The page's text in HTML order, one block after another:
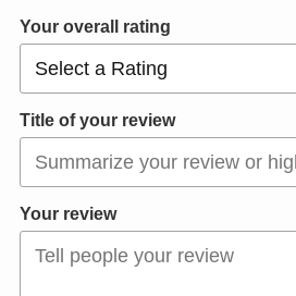
Your overall rating
Title of your review
Your review